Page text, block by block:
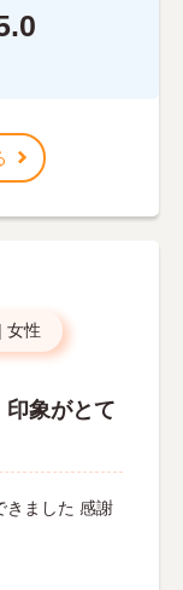
| 女性
印象がとて
きました 感謝